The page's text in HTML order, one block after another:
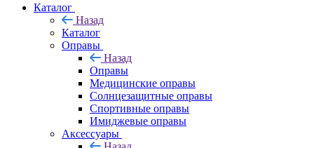
Каталог
Назад
Каталог
Оправы
Назад
Оправы
Медицинские оправы
Солнцезащитные оправы
Спортивные оправы
Имиджевые оправы
Аксессуары